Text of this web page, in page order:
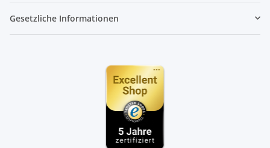
Gesetzliche Informationen